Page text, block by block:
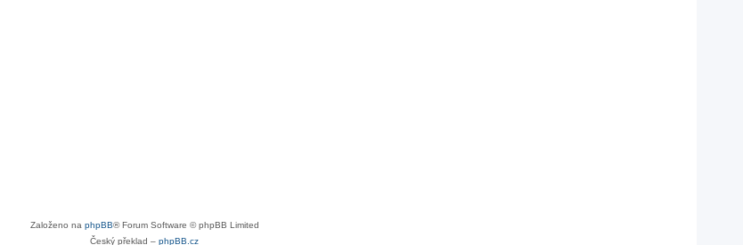
Založeno na phpBB® Forum Software © phpBB Limited
Český překlad – phpBB.cz